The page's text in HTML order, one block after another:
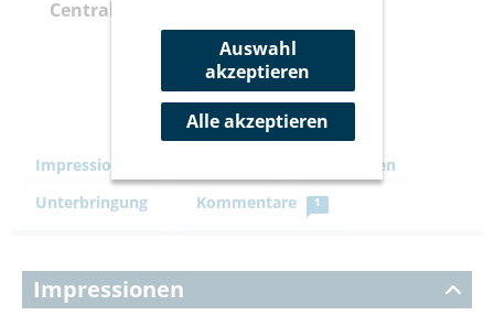
Central in Valchava
Impressionen
Leistungen
Unterbringung
Kommentare 1
Impressionen
Auswahl
akzeptieren
Alle akzeptieren